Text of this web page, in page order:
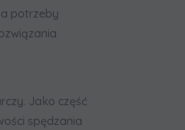
potrzeby
Jako część
spędzania